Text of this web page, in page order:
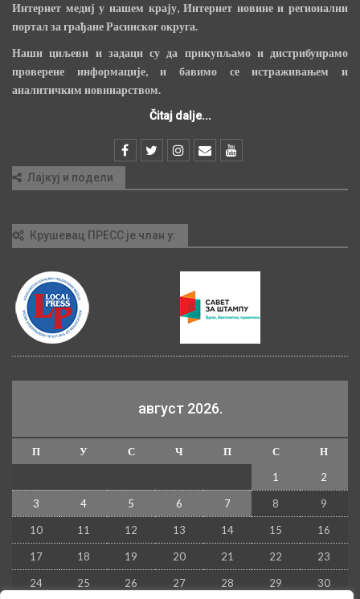
Интернет медиј у нашем крају, Интернет новине и регионални
портал за грађане Расинског округа.
Наши циљеви и задаци су да прикупљамо и дистрибуирамо
проверене информације, и бавимо се истраживањем и
аналитичким новинарством.
Čitaj dalje...
Лајкуј и подели
Крушевац ПРЕСС је члан у:
август 2026.
П У С Ч П С
Н
1
2
3 4 5 6 7 8 9
10 11 12 13 14 15 16
17 18 19 20 21 22 23
24 25 26 27 28 29 30